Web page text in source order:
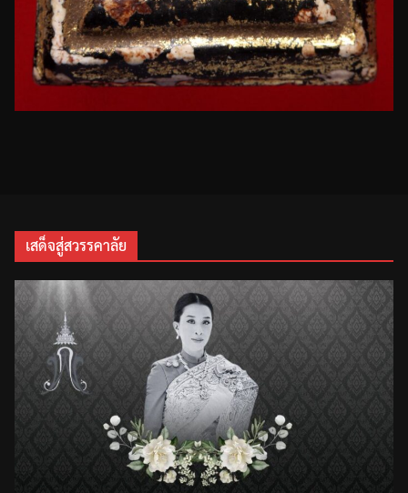
เสด็จสู่สวรรคาลัย